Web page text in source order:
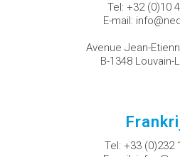
Tel: +32 (0)10
E-mail:
Avenue Jean-
B-1348 Louvain-
Tel: +33 (0)232